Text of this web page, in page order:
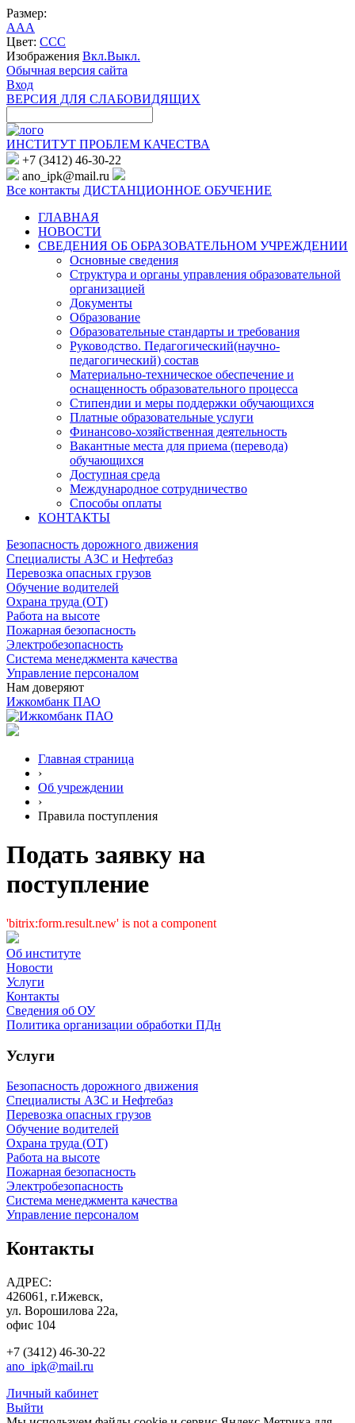
Размер:
AAA
Цвет: CCC
Изображения Вкл.Выкл.
Обычная версия сайта
Вход
ВЕРСИЯ ДЛЯ СЛАБОВИДЯЩИХ
ИНСТИТУТ ПРОБЛЕМ КАЧЕСТВА
+7 (3412) 46-30-22
ano_ipk@mail.ru
Все контакты ДИСТАНЦИОННОЕ ОБУЧЕНИЕ
ГЛАВНАЯ
НОВОСТИ
СВЕДЕНИЯ ОБ ОБРАЗОВАТЕЛЬНОМ УЧРЕЖДЕНИИ
Основные сведения
Структура и органы управления образовательной
организацией
Документы
Образование
Образовательные стандарты и требования
Руководство. Педагогический(научно-
педагогический) состав
Материально-техническое обеспечение и
оснащенность образовательного процесса
Стипендии и меры поддержки обучающихся
Платные образовательные услуги
Финансово-хозяйственная деятельность
Вакантные места для приема (перевода)
обучающихся
Доступная среда
Международное сотрудничество
Способы оплаты
КОНТАКТЫ
Безопасность дорожного движения
Специалисты АЗС и Нефтебаз
Перевозка опасных грузов
Обучение водителей
Охрана труда (ОТ)
Работа на высоте
Пожарная безопасность
Электробезопасность
Система менеджмента качества
Управление персоналом
Нам доверяют
Ижкомбанк ПАО
Главная страница
›
Об учреждении
›
Правила поступления
Подать заявку на
поступление
'bitrix:form.result.new' is not a component
Об институте
Новости
Услуги
Контакты
Сведения об ОУ
Политика организации обработки ПДн
Услуги
Безопасность дорожного движения
Специалисты АЗС и Нефтебаз
Перевозка опасных грузов
Обучение водителей
Охрана труда (ОТ)
Работа на высоте
Пожарная безопасность
Электробезопасность
Система менеджмента качества
Управление персоналом
Контакты
АДРЕС:
426061, г.Ижевск,
ул. Ворошилова 22а,
офис 104
+7 (3412) 46-30-22
ano_ipk@mail.ru
Личный кабинет
Выйти